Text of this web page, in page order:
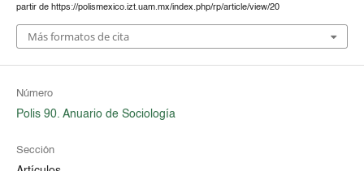
partir de https://polismexico.izt.uam.mx/index.php/rp/article/view/20
Más formatos de cita
Número
Polis 90. Anuario de Sociología
Sección